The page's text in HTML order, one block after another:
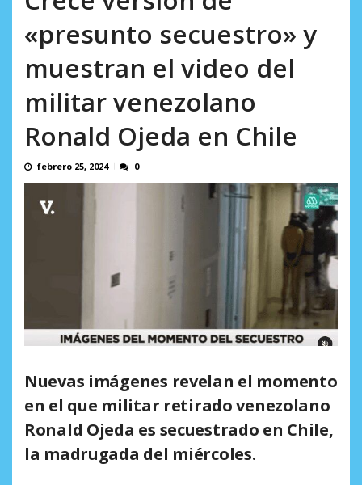
profesor jubilado (+Video)
«presunto secuestro» y
muestran el video del
militar venezolano
Ronald Ojeda en Chile
febrero 25, 2024 0
Nuevas imágenes revelan el momento
en el que militar retirado venezolano
Ronald Ojeda es secuestrado en Chile,
la madrugada del miércoles.